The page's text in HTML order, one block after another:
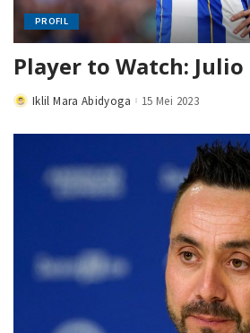
PROFIL
Player to Watch: Julio
PostedIklil Mara Abidyoga 15 Mei 2023